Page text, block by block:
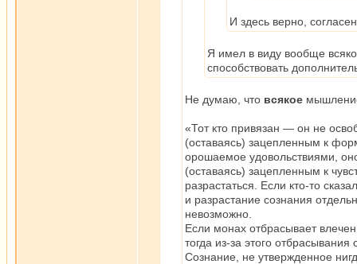
И здесь верно,
Я имел в виду вообще
способствовать
Не думаю, что всякое
«Тот кто привязан — он не
(оставаясь) зацепленным к
орошаемое удовольствиями,
(оставаясь) зацепленным к
разрастаться. Если кто-то
и разрастание сознания
невозможно.
Если монах отбрасывает
тогда из-за этого
Сознание, не утвержденное